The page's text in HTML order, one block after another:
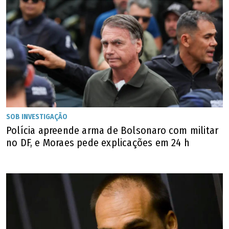
Stenergard também visita a Colômbia nesta sexta-feira
(7), para a posse do ultradireitista Abelardo de la Espriella.
O novo presidente colombiano, quando ainda era
candidato, afirmou que iria revisar o contrato, assinado
durante o governo do esquerdista Gustavo Petro.
Temos um acordo e uma relação de longa data,
muito boa, com a Colômbia. Independentemente
de qual governo esteja no poder, espero que
possamos continuar desenvolvendo essas
Outro pacto importante na relação entre Europa e
América Latina que tem vivido dias tensos é o recém
aprovado acordo de livre comércio entre União Europeia e
SOB INVESTIGAÇÃO
Polícia apreende arma de Bolsonaro com militar
no DF, e Moraes pede explicações em 24 h